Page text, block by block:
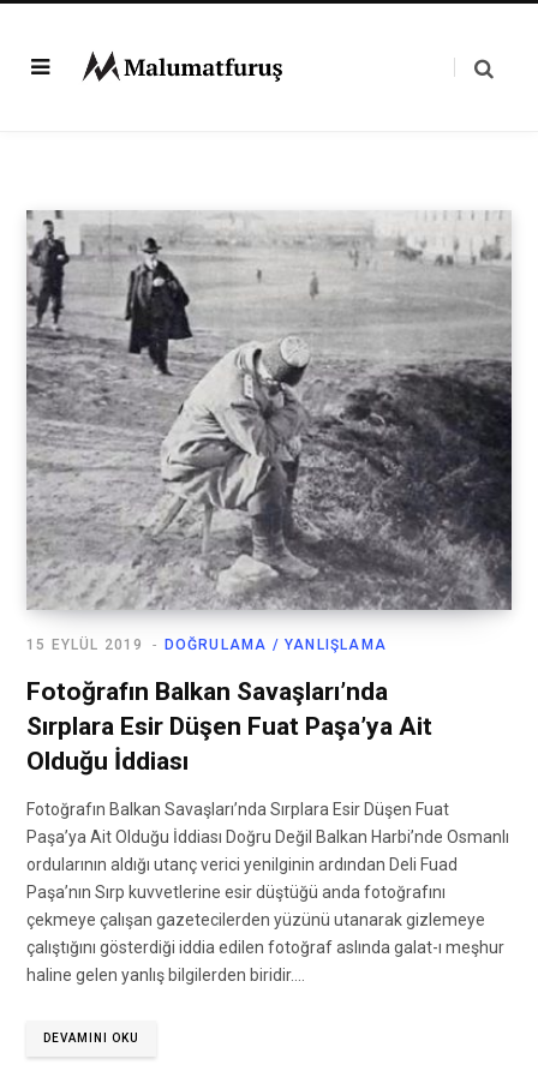
DOĞRULAMA / YANLIŞLAMA
15 EYLÜL 2019
Fotoğrafın Balkan Savaşları’nda
Sırplara Esir Düşen Fuat Paşa’ya Ait
Olduğu İddiası
Fotoğrafın Balkan Savaşları’nda Sırplara Esir Düşen Fuat
Paşa’ya Ait Olduğu İddiası Doğru Değil Balkan Harbi’nde Osmanlı
ordularının aldığı utanç verici yenilginin ardından Deli Fuad
Paşa’nın Sırp kuvvetlerine esir düştüğü anda fotoğrafını
çekmeye çalışan gazetecilerden yüzünü utanarak gizlemeye
çalıştığını gösterdiği iddia edilen fotoğraf aslında galat-ı meşhur
haline gelen yanlış bilgilerden biridir.…
DEVAMINI OKU